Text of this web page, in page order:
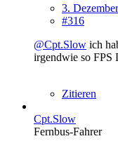
3.
#316
@Cpt.Slow ich
irgendwie so FPS
Zitieren
Cpt.Slow
Fernbus-Fahrer